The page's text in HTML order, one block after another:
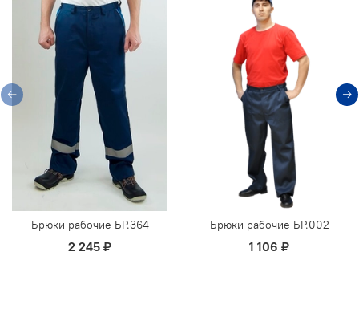
Брюки рабочие БР.364
2 245 ₽
Брюки рабочие БР.002
1 106 ₽